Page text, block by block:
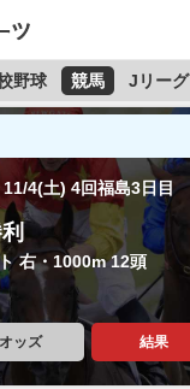
野球 競馬 Jリーグ
11/4(土) 4回福島3日目
右・1000m 12頭
オッズ 結果